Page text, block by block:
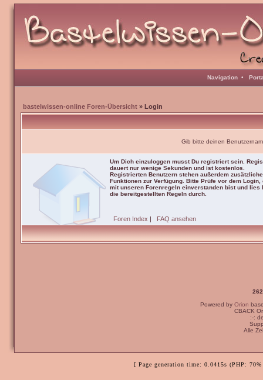
Navigation •
bastelwissen-online Foren-Übersicht » Login
Gib bitte deinen
Um Dich einzuloggen musst Du registriert sein.
dauert nur wenige Sekunden und ist kostenlos.
Registrierten Benutzern stehen außerdem zusätzliche
Funktionen zur Verfügung. Bitte Prüfe vor dem Login,
mit unseren Forenregeln einverstanden bist und lies
die bereitgestellten Regeln durch.
Foren Index | FAQ ansehen
Powered by Orion
CBACK
:-:
Alle
[ Page generation time: 0.0415s (PHP: